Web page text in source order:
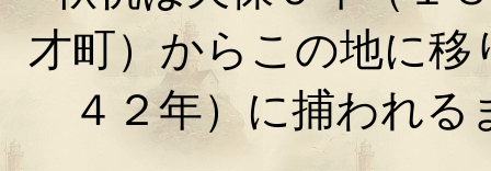
才町）からこの地に移
４２年）に捕われ